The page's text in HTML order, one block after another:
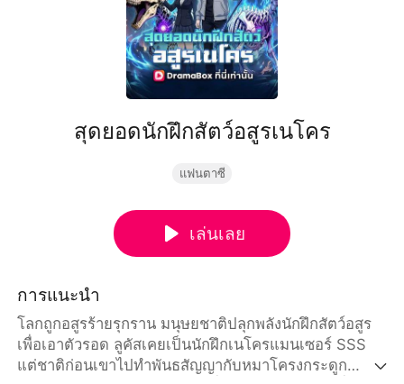
สุดยอดนักฝึกสัตว์อสูรเนโคร
แฟนตาซี
เล่นเลย
การแนะนำ
โลกถูกอสูรร้ายรุกราน มนุษยชาติปลุกพลังนักฝึกสัตว์อสูร
เพื่อเอาตัวรอด ลูคัสเคยเป็นนักฝึกเนโครแมนเซอร์ SSS
แต่ชาติก่อนเขาไปทำพันธสัญญากับหมาโครงกระดูก